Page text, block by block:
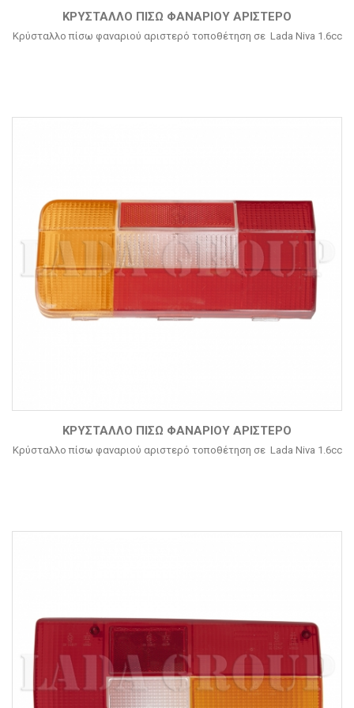
ΚΡΎΣΤΑΛΛΟ ΠΊΣΩ ΦΑΝΑΡΙΟΎ ΑΡΙΣΤΕΡΌ
Κρύσταλλο πίσω φαναριού αριστερό τοποθέτηση σε Lada Niva 1.6cc
ΚΡΎΣΤΑΛΛΟ ΠΊΣΩ ΦΑΝΑΡΙΟΎ ΑΡΙΣΤΕΡΌ
Κρύσταλλο πίσω φαναριού αριστερό τοποθέτηση σε Lada Niva 1.6cc